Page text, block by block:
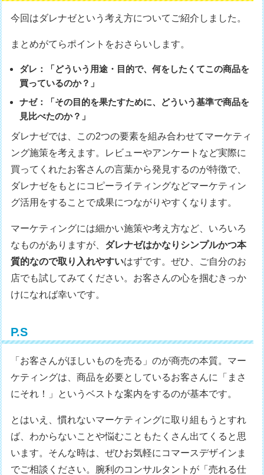
今回はダレナゼという考え方についてご紹介しました。
まとめがてらポイントをおさらいします。
ダレ：「どういう用途・目的で、何をしたくてこの商品を
買っているのか？」
ナゼ：「その目的を果たすために、どういう基準で商品を
見比べたのか？」
ダレナゼでは、この2つの要素を組み合わせてマーケティ
ング施策を考えます。レビューやアンケートなど実際に
買ってくれたお客さんの言葉から発見するのが特徴で、
ダレナゼをもとにコピーライティングなどマーケティン
グ活用をすることで成果につながりやすくなります。
マーケティングには細かい施策や考え方など、いろいろ
なものがありますが、 ダレナゼはかなりシンプルかつ本
質的なので取り入れやすいはずです。ぜひ、ご自分のお
店でも試してみてください。お客さんの心を掴むきっか
けになれば幸いです。
P.S
「お客さんがほしいものを売る」のが商売の本質。マー
ケティングは、商品を必要としているお客さんに「まさ
にそれ！」というベストな案内をするのが基本です。
とはいえ、慣れないマーケティングに取り組もうとすれ
ば、わからないことや悩むこともたくさん出てくると思
います。そんな時は、ぜひお気軽にコマースデザインま
でご相談ください。腕利のコンサルタントが「売れる仕